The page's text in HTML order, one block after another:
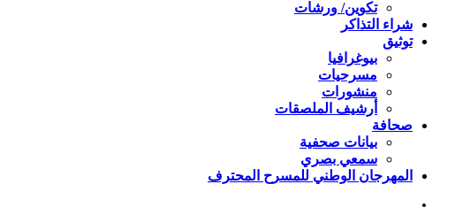
تكوين/ ورشات
شراء التذاكر
توثيق
بيوغرافيا
مسرحيات
منشورات
أرشيف الملصقات
صحافة
بيانات صحفية
سمعي بصري
المهرجان الوطني للمسرح المحترف